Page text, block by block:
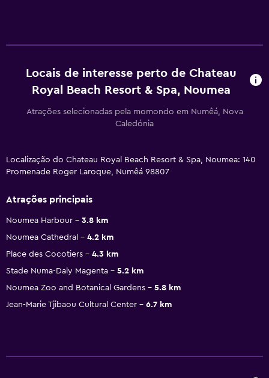
Locais de interesse perto de Chateau
Royal Beach Resort & Spa, Noumea
Atrações selecionadas pela momondo em Numêá, Nova
Caledónia
Localização do Chateau Royal Beach Resort & Spa, Noumea: 140
Promenade Roger Laroque, Numêá 98807
Atrações principais
Noumea Harbour
3.8 km
Noumea Cathedral
4.2 km
Place des Cocotiers
4.3 km
Stade Numa-Daly Magenta
5.2 km
Noumea Zoo and Botanical Gardens
5.8 km
Jean-Marie Tjibaou Cultural Center
6.7 km